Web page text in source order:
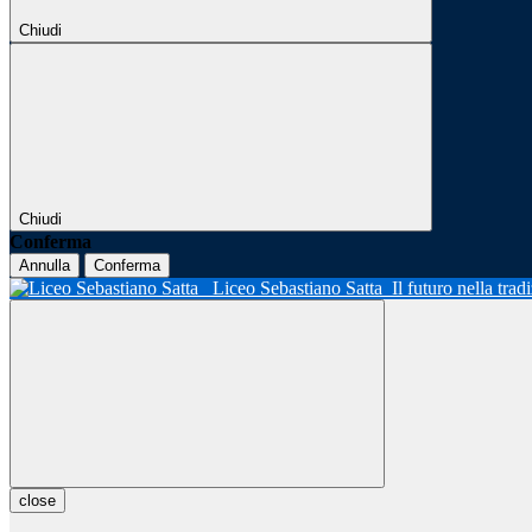
Chiudi
Chiudi
Conferma
Annulla Conferma
Liceo Sebastiano Satta Il futuro nella
close